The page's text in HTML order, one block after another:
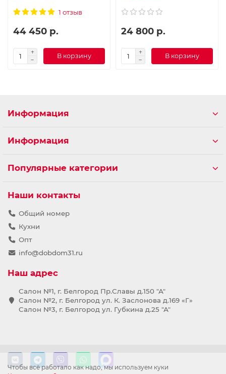
1 отзыв
44 450 р.
В корзину
24 800 р.
В корзину
Чтобы всё работало как надо, мы используем куки
Информация
Информация
Популярные категории
Наши контакты
Общий номер
Кухни
Опт
info@dobdom31.ru
Наш адрес
Салон №1, г. Белгород Пр.Славы д.150 "А"
Салон №2, г. Белгород ул. К. Заслонова д.169 «Г»
Салон №3, г. Белгород ул. Губкина д.25 "А"